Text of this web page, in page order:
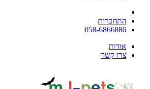
התחברות
058-6866886
אודות
צרו קשר